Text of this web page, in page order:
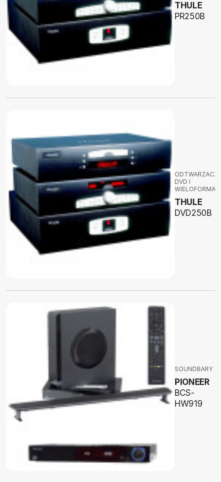
THULE
PR250B
ODTWARZACZE
DVD I
THULE
DVD250B
SOUNDBARY
PIONEER
BCS-
HW919